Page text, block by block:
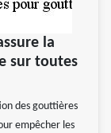
la
sur toutes
des gouttières
empêcher les